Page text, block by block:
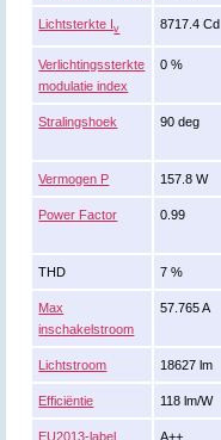
Lichtsterkte Iv 8717.4 Cd
Verlichtingssterkte
modulatie index
0 %
Stralingshoek 90 deg
Vermogen P 157.8 W
Power Factor 0.99
THD 7 %
Max
inschakelstroom
57.765 A
Lichtstroom 18627 lm
Efficiëntie 118 lm/W
EU2013-label
A++